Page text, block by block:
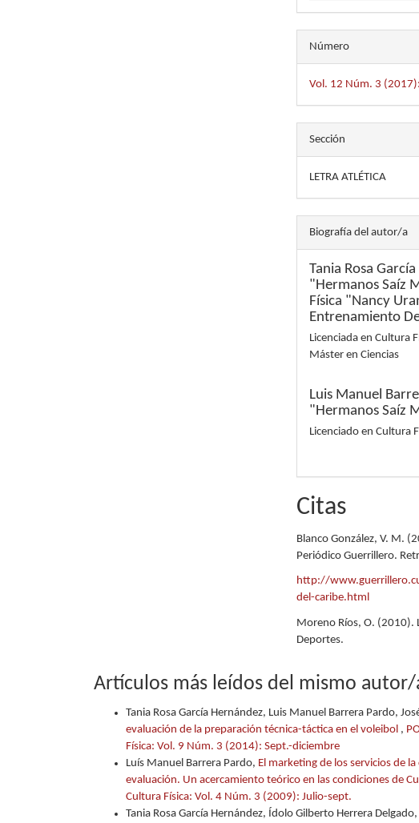
Número
Vol. 12 Núm. 3
Sección
LETRA ATLÉTICA
Biografía del autor/a
Tania Rosa
"Hermanos Saíz
Física "Nancy
Entrenamiento
Licenciada en Cultura
Máster en Ciencias
Luis Manuel
"Hermanos Saíz
Licenciado en Cultura
Citas
Blanco González, V. M.
Periódico Guerrillero.
http://
del-caribe.html
Moreno Ríos, O. (2010).
Deportes.
Artículos más leídos del mismo autor/
Tania Rosa García Hernández, Luis Manuel Barrera Pardo,
evaluación de la preparación técnica-táctica en el voleibol ,
Física: Vol. 9 Núm. 3 (2014): Sept.-diciembre
Luís Manuel Barrera Pardo, El marketing de los servicios de
evaluación. Un acercamiento teórico en las condiciones de
Cultura Física: Vol. 4 Núm. 3 (2009): Julio-sept.
Tania Rosa García Hernández, Ídolo Gilberto Herrera